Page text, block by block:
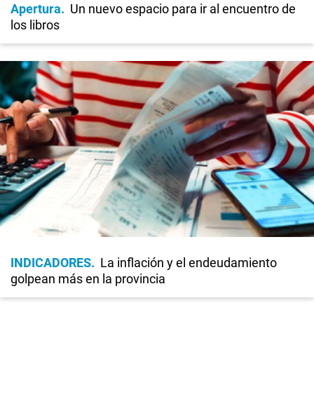
Apertura
Un nuevo espacio para ir al encuentro de
los libros
INDICADORES
La inflación y el endeudamiento
golpean más en la provincia